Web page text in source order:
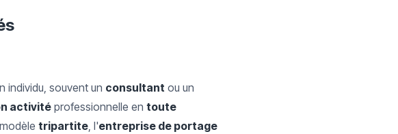
individu, souvent un consultant ou un
activité professionnelle en toute
tripartite, l'entreprise de portage